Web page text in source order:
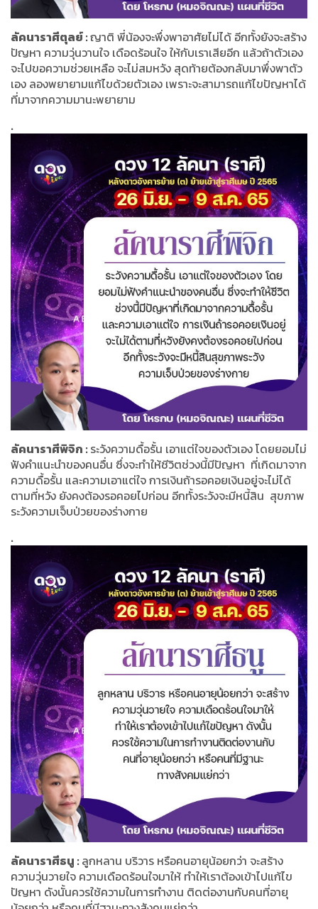
ลัคนาราศีตุลย์ :ญาติ พี่น้องจะพึ่งพาอาศัยไม่ได้ อีกทั้งยังจะสร้าง
ปัญหา ความวุ่นวานใจ เดือดร้อนใจ ให้กับเราเสียอีก แล้วถ้าตัวเอง
จะไปขอความช่วยเหลือ จะไม่สมหวัง สุดท้ายต้องกลับมาพึ่งพาตัว
เอง ลองพยายามแก้ไขด้วยตัวเอง เพราะจะสามารถแก้ไขปัญหาได้
ที่มาจากความมานะพยายาม
.
ลัคนาราศีพิจิก :ระวังความดื้อรั้น เอาแต่ใจของตัวเอง โดยยอมไม่
ฟังคำแนะนำของคนอื่น ซึ่งจะทำให้ชีวิตช่วงนี้มีปัญหา ที่เกิดมาจาก
ความดื้อรั้น และความเอาแต่ใจ การเงินถ้ารอคอยเงินอยู่จะไม่ได้
ตามที่หวัง ยังคงต้องรอคอยไปก่อน อีกทั้งระวังจะมีหนี้สิน สุขภาพ
ระวังความเจ็บป่วยของร่างกาย
.
ลัคนาราศีธนู :ลูกหลาน บริวาร หรือคนอายุน้อยกว่า จะสร้าง
ความวุ่นวายใจ ความเดือดร้อนใจมาให้ ทำให้เราต้องเข้าไปแก้ไข
ปัญหา ดังนั้นควรใช้ความในการทำงาน ติดต่องานกับคนที่อายุ